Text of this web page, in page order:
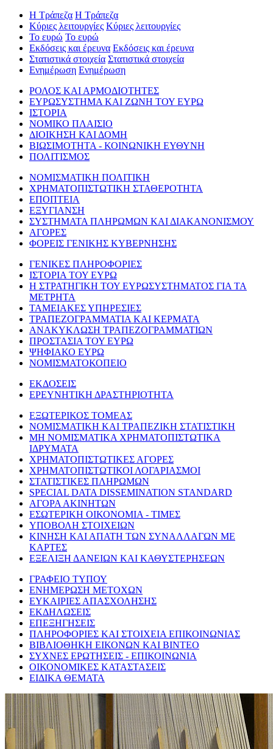
Η Τράπεζα Η Τράπεζα
Κύριες λειτουργίες Κύριες λειτουργίες
Το ευρώ Το ευρώ
Εκδόσεις και έρευνα Εκδόσεις και έρευνα
Στατιστικά στοιχεία Στατιστικά στοιχεία
Ενημέρωση Ενημέρωση
ΡΟΛΟΣ ΚΑΙ ΑΡΜΟΔΙΟΤΗΤΕΣ
ΕΥΡΩΣΥΣΤΗΜΑ ΚΑΙ ΖΩΝΗ ΤΟΥ ΕΥΡΩ
ΙΣΤΟΡΙΑ
ΝΟΜΙΚΟ ΠΛΑΙΣΙΟ
ΔΙΟΙΚΗΣΗ ΚΑΙ ΔΟΜΗ
ΒΙΩΣΙΜΟΤΗΤΑ - ΚΟΙΝΩΝΙΚΗ ΕΥΘΥΝΗ
ΠΟΛΙΤΙΣΜΟΣ
ΝΟΜΙΣΜΑΤΙΚΗ ΠΟΛΙΤΙΚΗ
ΧΡΗΜΑΤΟΠΙΣΤΩΤΙΚΗ ΣΤΑΘΕΡΟΤΗΤΑ
ΕΠΟΠΤΕΙΑ
ΕΞΥΓΙΑΝΣΗ
ΣΥΣΤΗΜΑΤΑ ΠΛΗΡΩΜΩΝ ΚΑΙ ΔΙΑΚΑΝΟΝΙΣΜΟΥ
ΑΓΟΡΕΣ
ΦΟΡΕΙΣ ΓΕΝΙΚΗΣ ΚΥΒΕΡΝΗΣΗΣ
ΓΕΝΙΚΕΣ ΠΛΗΡΟΦΟΡΙΕΣ
ΙΣΤΟΡΙΑ ΤΟΥ ΕΥΡΩ
Η ΣΤΡΑΤΗΓΙΚΗ ΤΟΥ ΕΥΡΩΣΥΣΤΗΜΑΤΟΣ ΓΙΑ ΤΑ
ΜΕΤΡΗΤΑ
ΤΑΜΕΙΑΚΕΣ ΥΠΗΡΕΣΙΕΣ
ΤΡΑΠΕΖΟΓΡΑΜΜΑΤΙΑ ΚΑΙ ΚΕΡΜΑΤΑ
ΑΝΑΚΥΚΛΩΣΗ ΤΡΑΠΕΖΟΓΡΑΜΜΑΤΙΩΝ
ΠΡΟΣΤΑΣΙΑ ΤΟΥ ΕΥΡΩ
ΨΗΦΙΑΚΟ ΕΥΡΩ
ΝΟΜΙΣΜΑΤΟΚΟΠΕΙΟ
ΕΚΔΟΣΕΙΣ
ΕΡΕΥΝΗΤΙΚΗ ΔΡΑΣΤΗΡΙΟΤΗΤΑ
ΕΞΩΤΕΡΙΚΟΣ ΤΟΜΕΑΣ
ΝΟΜΙΣΜΑΤΙΚΗ ΚΑΙ ΤΡΑΠΕΖΙΚΗ ΣΤΑΤΙΣΤΙΚΗ
ΜΗ ΝΟΜΙΣΜΑΤΙΚΑ ΧΡΗΜΑΤΟΠΙΣΤΩΤΙΚΑ
ΙΔΡΥΜΑΤΑ
ΧΡΗΜΑΤΟΠΙΣΤΩΤΙΚΕΣ ΑΓΟΡΕΣ
ΧΡΗΜΑΤΟΠΙΣΤΩΤΙΚΟΙ ΛΟΓΑΡΙΑΣΜΟΙ
ΣΤΑΤΙΣΤΙΚΕΣ ΠΛΗΡΩΜΩΝ
SPECIAL DATA DISSEMINATION STANDARD
ΑΓΟΡΑ ΑΚΙΝΗΤΩΝ
ΕΣΩΤΕΡΙΚΗ ΟΙΚΟΝΟΜΙΑ - ΤΙΜΕΣ
ΥΠΟΒΟΛΗ ΣΤΟΙΧΕΙΩΝ
ΚΙΝΗΣΗ ΚΑΙ ΑΠΑΤΗ ΤΩΝ ΣΥΝΑΛΛΑΓΩΝ ΜΕ
ΚΑΡΤΕΣ
ΕΞΕΛΙΞΗ ΔΑΝΕΙΩΝ ΚΑΙ ΚΑΘΥΣΤΕΡΗΣΕΩΝ
ΓΡΑΦΕΙΟ ΤΥΠΟΥ
ΕΝΗΜΕΡΩΣΗ ΜΕΤΟΧΩΝ
ΕΥΚΑΙΡΙΕΣ ΑΠΑΣΧΟΛΗΣΗΣ
ΕΚΔΗΛΩΣΕΙΣ
ΕΠΕΞΗΓΗΣΕΙΣ
ΠΛΗΡΟΦΟΡΙΕΣ ΚΑΙ ΣΤΟΙΧΕΙΑ ΕΠΙΚΟΙΝΩΝΙΑΣ
ΒΙΒΛΙΟΘΗΚΗ ΕΙΚΟΝΩΝ ΚΑΙ ΒΙΝΤΕΟ
ΣΥΧΝΕΣ ΕΡΩΤΗΣΕΙΣ - ΕΠΙΚΟΙΝΩΝΙΑ
ΟΙΚΟΝΟΜΙΚΕΣ ΚΑΤΑΣΤΑΣΕΙΣ
ΕΙΔΙΚΑ ΘΕΜΑΤΑ